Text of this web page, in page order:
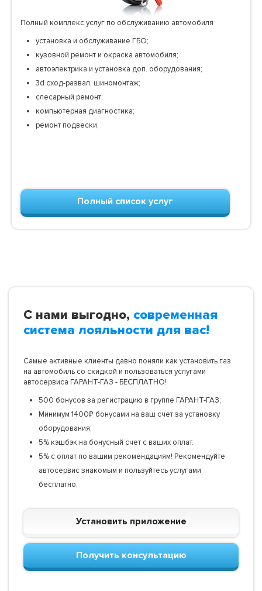
Полный комплекс услуг по обслуживанию автомобиля
установка и обслуживание ГБО;
кузовной ремонт и окраска автомобиля;
автоэлектрика и установка доп. оборудования;
3d сход-развал, шиномонтаж;
слесарный ремонт;
компьютерная диагностика;
ремонт подвески;
Полный список услуг
С нами выгодно, современная
система лояльности для вас!
Самые активные клиенты давно поняли как установить газ
на автомобиль со скидкой и пользоваться услугами
автосервиса ГАРАНТ-ГАЗ - БЕСПЛАТНО!
500 бонусов за регистрацию в группе ГАРАНТ-ГАЗ;
Минимум 1400₽ бонусами на ваш счет за установку
оборудования;
5% кэшбэк на бонусный счет с ваших оплат.
5% с оплат по вашим рекомендациям! Рекомендуйте
автосервис знакомым и пользуйтесь услугами
бесплатно;
Установить приложение
Получить консультацию